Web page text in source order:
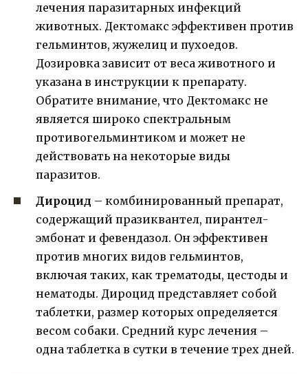
лечения паразитарных инфекций
животных. Дектомакс эффективен против
гельминтов, жужелиц и пухоедов.
Дозировка зависит от веса животного и
указана в инструкции к препарату.
Обратите внимание, что Дектомакс не
является широко спектральным
противогельминтиком и может не
действовать на некоторые виды
паразитов.
Дироцид – комбинированный препарат,
содержащий празиквантел, пирантел-
эмбонат и февендазол. Он эффективен
против многих видов гельминтов,
включая таких, как трематоды, цестоды и
нематоды. Дироцид представляет собой
таблетки, размер которых определяется
весом собаки. Средний курс лечения –
одна таблетка в сутки в течение трех дней.